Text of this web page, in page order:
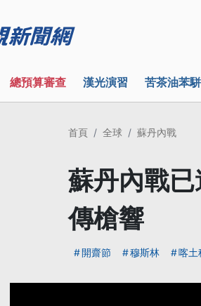
總預算審查 漢光演習 苦茶油苯
首頁 全球 蘇丹內戰
蘇丹內戰
傳槍響
開齋節 穆斯林 喀土